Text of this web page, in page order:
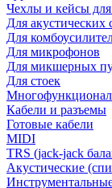
Чехлы и кейсы для
Для акустических
Для
Для микрофонов
Для микшерных
Для стоек
Кабели и разъемы
Готовые кабели
MIDI
TRS (jack-jack
Акустические